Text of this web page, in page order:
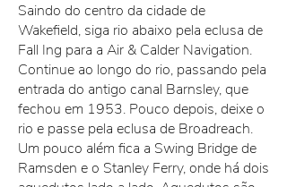
Saindo do centro da cidade de
Wakefield, siga rio abaixo pela eclusa de
Fall Ing para a Air & Calder Navigation.
Continue ao longo do rio, passando pela
entrada do antigo canal Barnsley, que
fechou em 1953. Pouco depois, deixe o
rio e passe pela eclusa de Broadreach.
Um pouco além fica a Swing Bridge de
Ramsden e o Stanley Ferry, onde há dois